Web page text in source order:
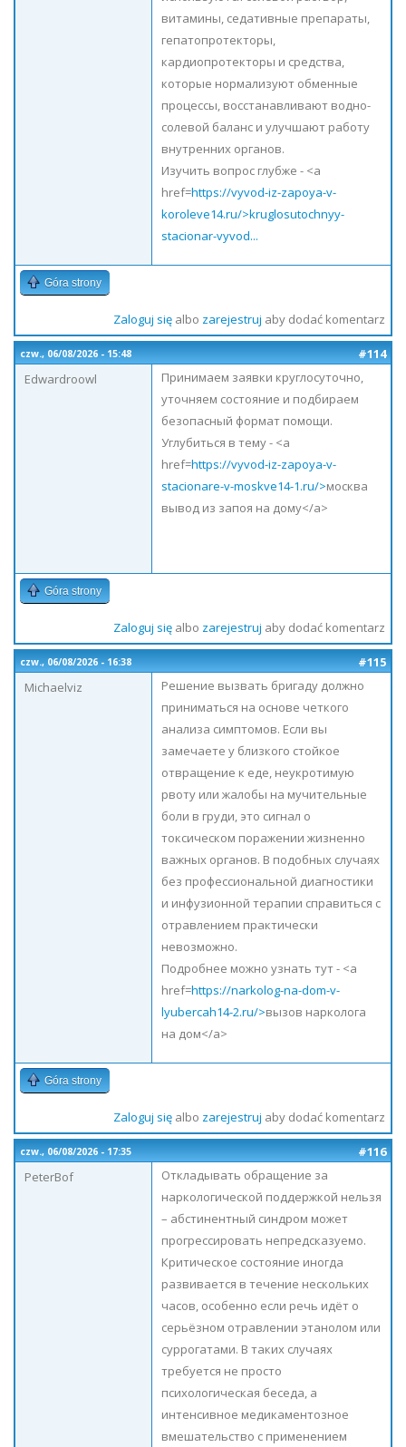
витамины, седативные препараты,
гепатопротекторы,
кардиопротекторы и средства,
которые нормализуют обменные
процессы, восстанавливают водно-
солевой баланс и улучшают работу
внутренних органов.
Изучить вопрос глубже - <a
href=https://vyvod-iz-zapoya-v-
koroleve14.ru/>kruglosutochnyy-
stacionar-vyvod...
Góra strony
Zaloguj sięalbo zarejestruj aby dodać komentarz
czw., 06/08/2026 - 15:48
#114
Edwardroowl
Принимаем заявки круглосуточно,
уточняем состояние и подбираем
безопасный формат помощи.
Углубиться в тему - <a
href=https://vyvod-iz-zapoya-v-
stacionare-v-moskve14-1.ru/>москва
вывод из запоя на дому</a>
Góra strony
Zaloguj sięalbo zarejestruj aby dodać komentarz
czw., 06/08/2026 - 16:38
#115
Michaelviz
Решение вызвать бригаду должно
приниматься на основе четкого
анализа симптомов. Если вы
замечаете у близкого стойкое
отвращение к еде, неукротимую
рвоту или жалобы на мучительные
боли в груди, это сигнал о
токсическом поражении жизненно
важных органов. В подобных случаях
без профессиональной диагностики
и инфузионной терапии справиться с
отравлением практически
невозможно.
Подробнее можно узнать тут - <a
href=https://narkolog-na-dom-v-
lyubercah14-2.ru/>вызов нарколога
на дом</a>
Góra strony
Zaloguj sięalbo zarejestruj aby dodać komentarz
czw., 06/08/2026 - 17:35
#116
PeterBof
Откладывать обращение за
наркологической поддержкой нельзя
– абстинентный синдром может
прогрессировать непредсказуемо.
Критическое состояние иногда
развивается в течение нескольких
часов, особенно если речь идёт о
серьёзном отравлении этанолом или
суррогатами. В таких случаях
требуется не просто
психологическая беседа, а
интенсивное медикаментозное
вмешательство с применением